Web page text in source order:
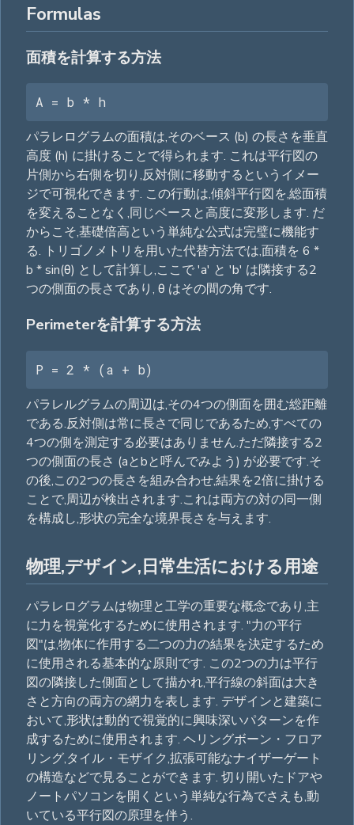
Formulas
面積を計算する方法
A = b * h
パラレログラムの面積は,そのベース (b) の長さを垂直
高度 (h) に掛けることで得られます. これは平行図の
片側から右側を切り,反対側に移動するというイメー
ジで可視化できます. この行動は,傾斜平行図を,総面積
を変えることなく,同じベースと高度に変形します. だ
からこそ,基礎倍高という単純な公式は完璧に機能す
る. トリゴノメトリを用いた代替方法では,面積を 6 *
b * sin(θ) として計算し,ここで 'a' と 'b' は隣接する2
つの側面の長さであり, θ はその間の角です.
Perimeterを計算する方法
P = 2 * (a + b)
パラレルグラムの周辺は,その4つの側面を囲む総距離
である.反対側は常に長さで同じであるため,すべての
4つの側を測定する必要はありません.ただ隣接する2
つの側面の長さ (aとbと呼んでみよう) が必要です.そ
の後,この2つの長さを組み合わせ,結果を2倍に掛ける
ことで,周辺が検出されます.これは両方の対の同一側
を構成し,形状の完全な境界長さを与えます.
物理,デザイン,日常生活における用途
パラレログラムは物理と工学の重要な概念であり,主
に力を視覚化するために使用されます. "力の平行
図"は,物体に作用する二つの力の結果を決定するため
に使用される基本的な原則です. この2つの力は平行
図の隣接した側面として描かれ,平行線の斜面は大き
さと方向の両方の網力を表します. デザインと建築に
おいて,形状は動的で視覚的に興味深いパターンを作
成するために使用されます. ヘリングボーン・フロア
リング,タイル・モザイク,拡張可能なナイザーゲート
の構造などで見ることができます. 切り開いたドアや
ノートパソコンを開くという単純な行為でさえも,動
いている平行図の原理を伴う.